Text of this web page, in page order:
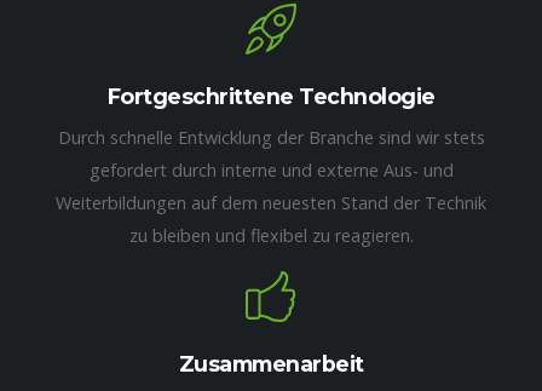
Fortgeschrittene Technologie
Durch schnelle Entwicklung der Branche sind wir stets
gefordert durch interne und externe Aus- und
Weiterbildungen auf dem neuesten Stand der Technik
zu bleiben und flexibel zu reagieren.
Zusammenarbeit